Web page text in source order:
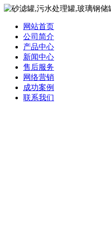
网站首页
公司简介
产品中心
新闻中心
售后服务
网络营销
成功案例
联系我们